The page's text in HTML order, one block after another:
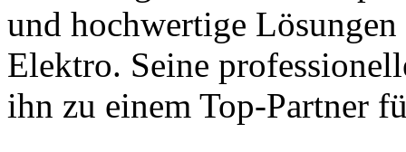
und hochwertige
Elektro. Seine
ihn zu einem Top-Partner